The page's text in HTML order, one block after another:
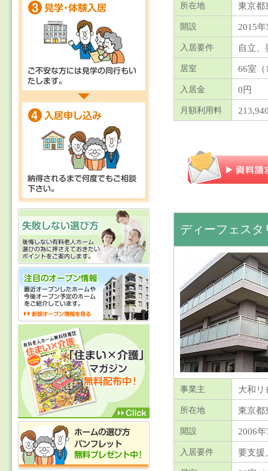
所在地 東京都
開設 2015
入居要件 自立、
居室 66室（
入居金 0円
月額利用料
ディーフェス
事業主 大和リ
所在地 東京都
開設 2006
入居要件 要支援